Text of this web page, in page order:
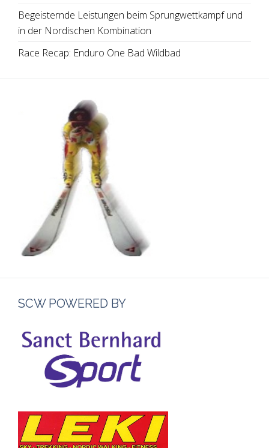
Begeisternde Leistungen beim Sprungwettkampf und
in der Nordischen Kombination
Race Recap: Enduro One Bad Wildbad
SCW POWERED BY